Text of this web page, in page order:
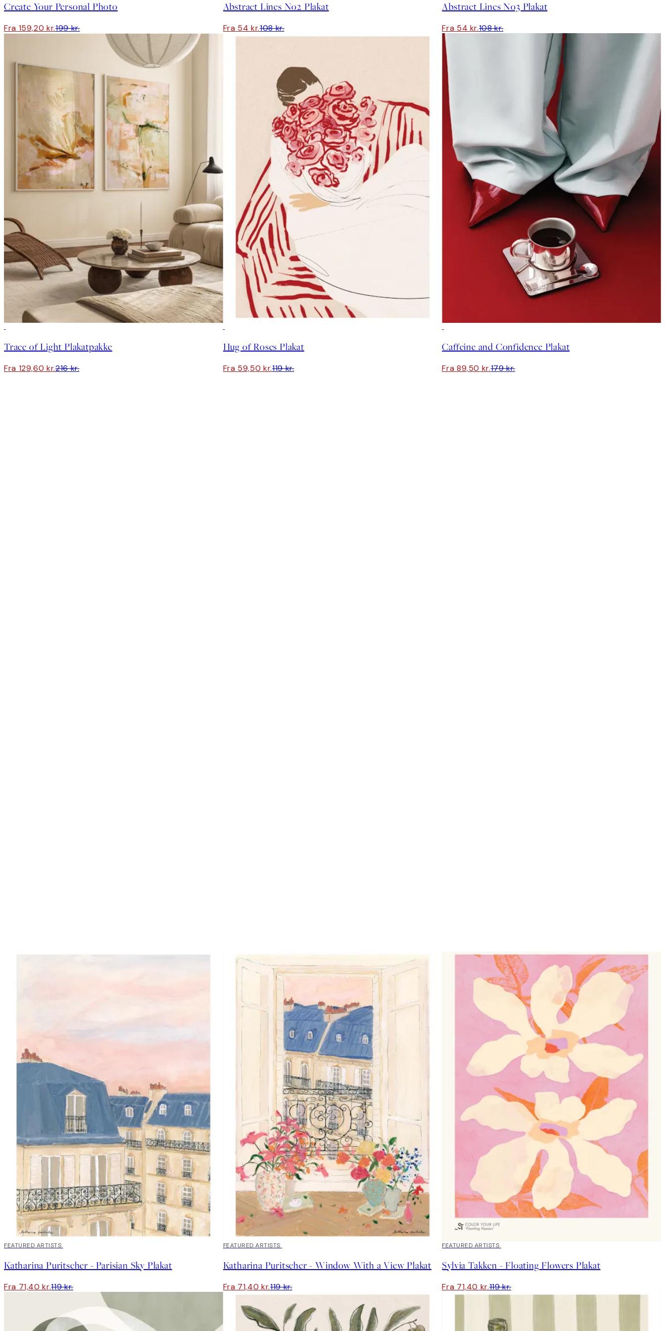
Create Your Personal Photo
Fra 159,20 kr.199 kr.
Abstract Lines No2 Plakat
Fra 54 kr.108 kr.
Abstract Lines No3 Plakat
Fra 54 kr.108 kr.
Trace of Light Plakatpakke
Fra 129,60 kr.216 kr.
Hug of Roses Plakat
Fra 59,50 kr.119 kr.
Caffeine and Confidence Plakat
Fra 89,50 kr.179 kr.
40%*
FEATURED ARTISTS
Katharina Puritscher - Parisian Sky Plakat
Fra 71,40 kr.119 kr.
40%*
FEATURED ARTISTS
Katharina Puritscher - Window With a View Plakat
Fra 71,40 kr.119 kr.
40%*
FEATURED ARTISTS
Sylvia Takken - Floating Flowers Plakat
Fra 71,40 kr.119 kr.